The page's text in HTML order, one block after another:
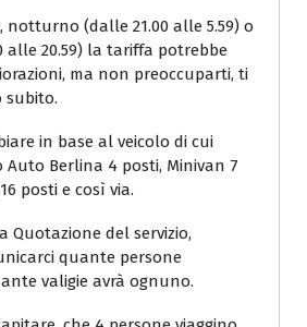
notturno (dalle 21.00 alle 5.59) o
alle 20.59) la tariffa potrebbe
ma non preoccuparti, ti
subito.
in base al veicolo di cui
Auto Berlina 4 posti, Minivan 7
posti e così via.
Quotazione del servizio,
quante persone
valigie avrà ognuno.